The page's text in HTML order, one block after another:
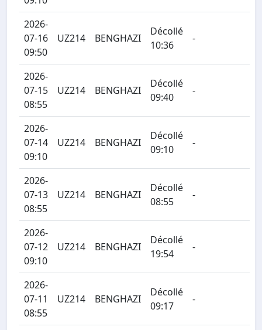
2026-
07-16
09:50
UZ214 BENGHAZI
Décollé
10:36
-
2026-
07-15
08:55
UZ214 BENGHAZI
Décollé
09:40
-
2026-
07-14
09:10
UZ214 BENGHAZI
Décollé
09:10
-
2026-
07-13
08:55
UZ214 BENGHAZI
Décollé
08:55
-
2026-
07-12
09:10
UZ214 BENGHAZI
Décollé
19:54
-
2026-
07-11
08:55
UZ214 BENGHAZI
Décollé
09:17
-